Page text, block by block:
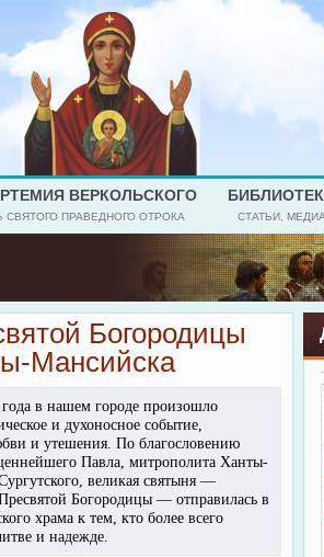
ВЕРКОЛЬСКОГО
СВЯТОГО ПРАВЕДНОГО ОТРОКА СТАТЬИ, МЕДИА
Богородицы
Мансийска
года в нашем городе произошло
и духоносное событие,
и утешения. По благословению
Павла, митрополита Ханты-
великая святыня —
Богородицы — отправилась в
храма к тем, кто более всего
и надежде.